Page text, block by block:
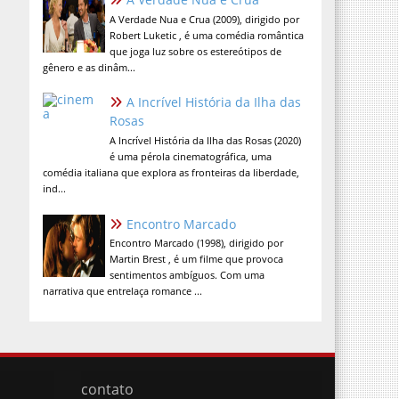
A Verdade Nua e Crua (2009), dirigido por
Robert Luketic , é uma comédia romântica
que joga luz sobre os estereótipos de
gênero e as dinâm...
A Incrível História da Ilha das
Rosas
A Incrível História da Ilha das Rosas (2020)
é uma pérola cinematográfica, uma
comédia italiana que explora as fronteiras da liberdade,
ind...
Encontro Marcado
Encontro Marcado (1998), dirigido por
Martin Brest , é um filme que provoca
sentimentos ambíguos. Com uma
narrativa que entrelaça romance ...
contato